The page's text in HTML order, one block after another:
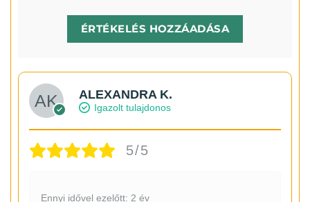
ÉRTÉKELÉS HOZZÁADÁSA
ALEXANDRA K.
Igazolt tulajdonos
5/5
Ennyi idővel ezelőtt: 2 év